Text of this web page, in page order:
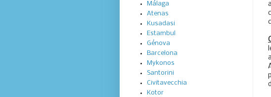
Málaga
Atenas
Kusadasi
Estambul
Génova
Barcelona
Mykonos
Santorini
Civitavecchia
Kotor